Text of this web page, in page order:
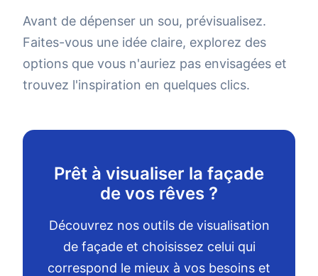
Avant de dépenser un sou, prévisualisez.
Faites-vous une idée claire, explorez des
options que vous n'auriez pas envisagées et
trouvez l'inspiration en quelques clics.
Prêt à visualiser la façade
de vos rêves ?
Découvrez nos outils de visualisation
de façade et choisissez celui qui
correspond le mieux à vos besoins et